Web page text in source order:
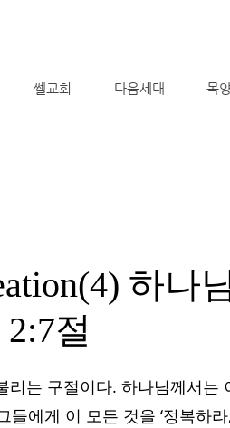
쎌교회 다음세대 목
하나
절
리는 구절이다. 하나님께서는
에게 이 모든 것을 ‘정복하